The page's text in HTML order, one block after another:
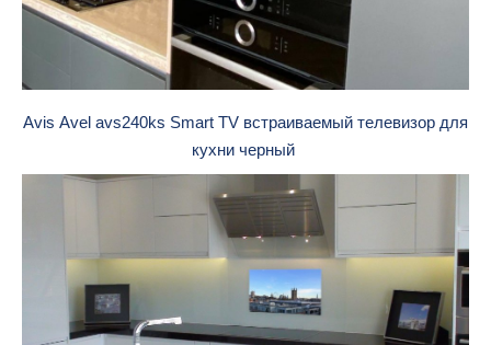
Avis Avel avs240ks Smart TV встраиваемый телевизор для
кухни черный